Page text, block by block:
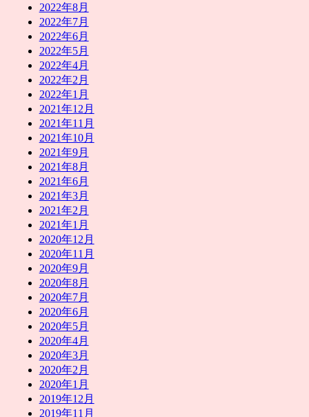
2022年8月
2022年7月
2022年6月
2022年5月
2022年4月
2022年2月
2022年1月
2021年12月
2021年11月
2021年10月
2021年9月
2021年8月
2021年6月
2021年3月
2021年2月
2021年1月
2020年12月
2020年11月
2020年9月
2020年8月
2020年7月
2020年6月
2020年5月
2020年4月
2020年3月
2020年2月
2020年1月
2019年12月
2019年11月